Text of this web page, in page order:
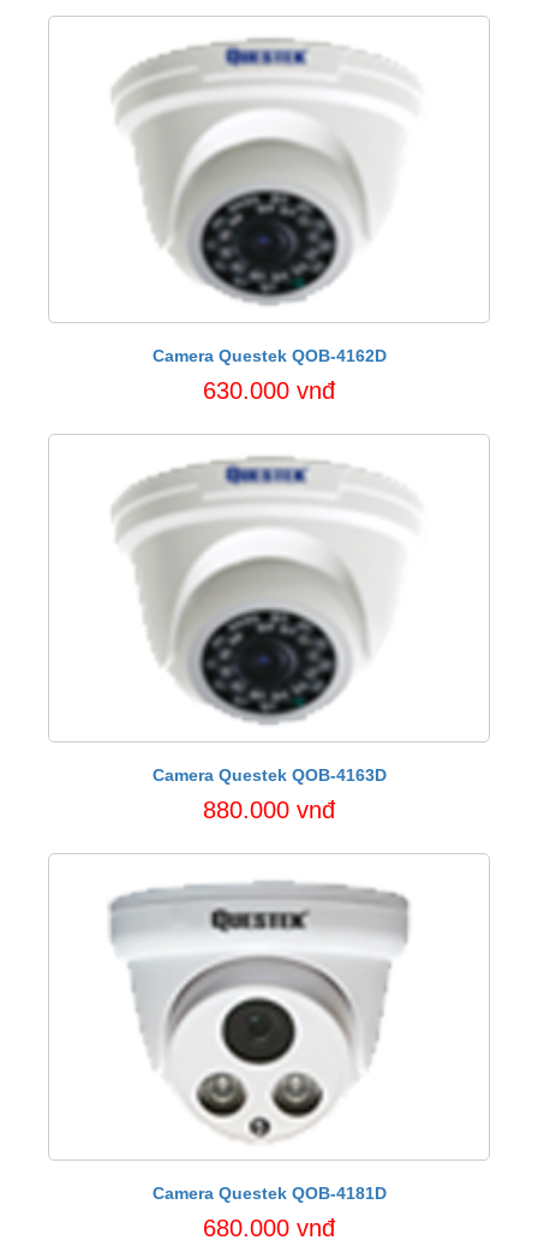
Camera Questek QOB-4162D
630.000 vnđ
Camera Questek QOB-4163D
880.000 vnđ
Camera Questek QOB-4181D
680.000 vnđ